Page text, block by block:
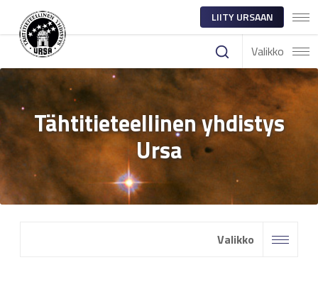
LIITY URSAAN
Valikko
Tähtitieteellinen yhdistys
Ursa
Valikko